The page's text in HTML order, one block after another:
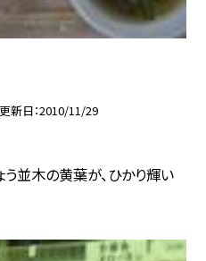
更新日 2010/11/29
並木の黄葉が、ひかり輝い